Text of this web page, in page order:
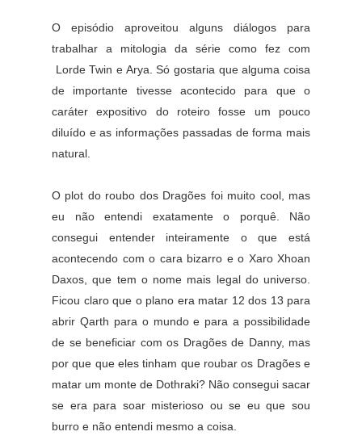
O episódio aproveitou alguns diálogos para
trabalhar a mitologia da série como fez com
Lorde Twin e Arya. Só gostaria que alguma coisa
de importante tivesse acontecido para que o
caráter expositivo do roteiro fosse um pouco
diluído e as informações passadas de forma mais
natural.
O plot do roubo dos Dragões foi muito cool, mas
eu não entendi exatamente o porquê. Não
consegui entender inteiramente o que está
acontecendo com o cara bizarro e o Xaro Xhoan
Daxos, que tem o nome mais legal do universo.
Ficou claro que o plano era matar 12 dos 13 para
abrir Qarth para o mundo e para a possibilidade
de se beneficiar com os Dragões de Danny, mas
por que que eles tinham que roubar os Dragões e
matar um monte de Dothraki? Não consegui sacar
se era para soar misterioso ou se eu que sou
burro e não entendi mesmo a coisa.